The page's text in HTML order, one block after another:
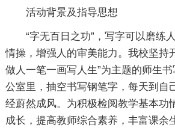
活动背景及指导思想
“字无百日之功”，写字可以磨练
情操，增强人的审美能力。我校坚持
做人一笔一画写人生”为主题的师生
公室里，抽空书写钢笔字，每天到自
经蔚然成风。为积极检阅教学基本功
成长，提高教师综合素养，丰富课余